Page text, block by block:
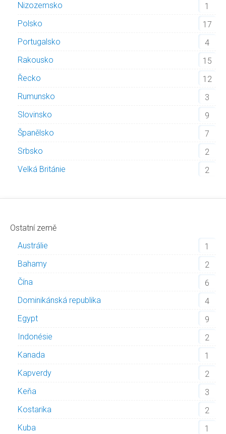
Nizozemsko
1
Polsko
17
Portugalsko
4
Rakousko
15
Řecko
12
Rumunsko
3
Slovinsko
9
Španělsko
7
Srbsko
2
Velká Británie
2
Ostatní země
Austrálie
1
Bahamy
2
Čína
6
Dominikánská republika
4
Egypt
9
Indonésie
2
Kanada
1
Kapverdy
2
Keňa
3
Kostarika
2
Kuba
1